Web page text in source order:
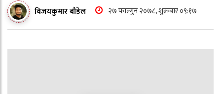
विजयकुमार बौडेल २७ फाल्गुन २०७८, शुक्रबार ०९:१७